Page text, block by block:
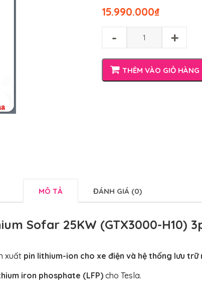
₫
15.990.000
- +
THÊM VÀO GIỎ HÀNG
MÔ TẢ ĐÁNH GIÁ (0)
Sofar 25KW (GTX3000-H10)
xuất pin lithium-ion cho xe điện và hệ thống lưu trữ
iron phosphate (LFP) cho Tesla.